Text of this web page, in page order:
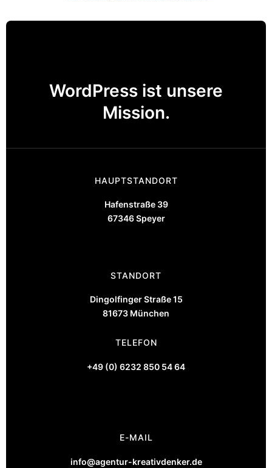
WordPress ist unsere
Mission.
HAUPTSTANDORT
Hafenstraße 39
67346 Speyer
STANDORT
Dingolfinger Straße 15
81673 München
TELEFON
+49 (0) 6232 850 54 64
E-MAIL
info@agentur-kreativdenker.de